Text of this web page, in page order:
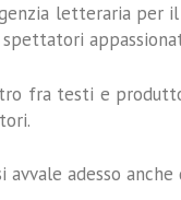
letteraria per
fra testi e
avvale adesso